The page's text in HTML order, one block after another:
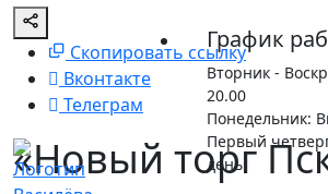
График
Вторник -
20.00
Понедельник:
Первый
день
Скопировать ссылку
Вконтакте
Телеграм
«Новый торг